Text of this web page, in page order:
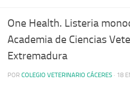
One Health. Listeria
Academia de Ciencias
Extremadura
POR COLEGIO VETERINARIO CÁCERES · 18